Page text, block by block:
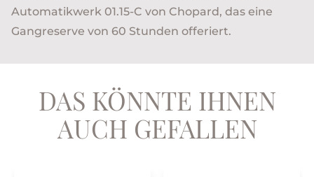
Automatikwerk 01.15-C von Chopard, das eine
Gangreserve von 60 Stunden offeriert.
DAS KÖNNTE IHNEN
AUCH GEFALLEN